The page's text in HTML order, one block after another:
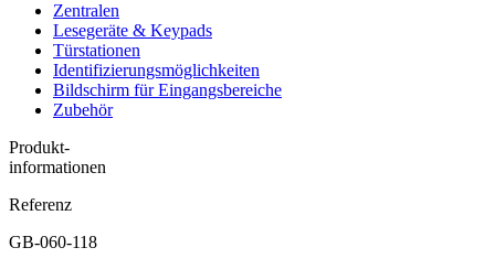
Zentralen
Lesegeräte & Keypads
Türstationen
Identifizierungsmöglichkeiten
Bildschirm für Eingangsbereiche
Zubehör
Produkt-
informationen
Referenz
GB-060-118